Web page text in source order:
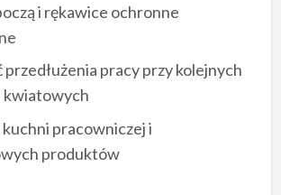
i rękawice ochronne
przedłużenia pracy przy kolejnych
kwiatowych
pracowniczej i
produktów